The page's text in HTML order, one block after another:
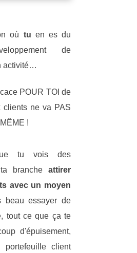
où tu en es du
de
activité…
POUR TOI de
clients ne va PAS
!
tu vois des
branche attirer
avec un moyen
beau essayer de
tout ce que ça te
d'épuisement,
client